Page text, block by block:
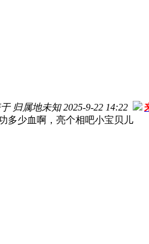
归属地未知 2025-9-22 14:22
多少血啊，亮个相吧小宝贝儿